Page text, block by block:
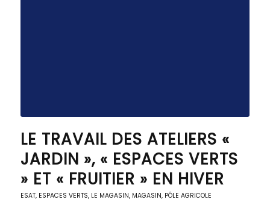
LE TRAVAIL DES ATELIERS «
JARDIN », « ESPACES VERTS
» ET « FRUITIER » EN HIVER
ESAT, ESPACES VERTS, LE MAGASIN, MAGASIN, PÔLE AGRICOLE